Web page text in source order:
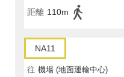
距離 110m
NA11
往 機場 (地面運輸中心)